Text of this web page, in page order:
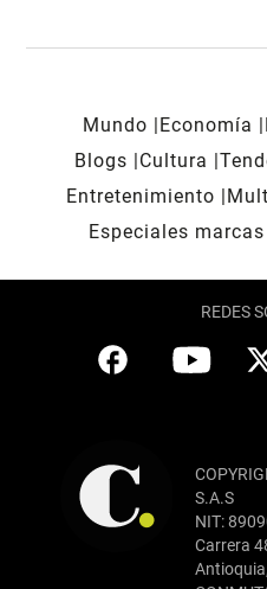
Mundo Economía
Blogs
Cultura
Entretenimiento
Especiales
REDES
S.A.S
NIT:
Carrera